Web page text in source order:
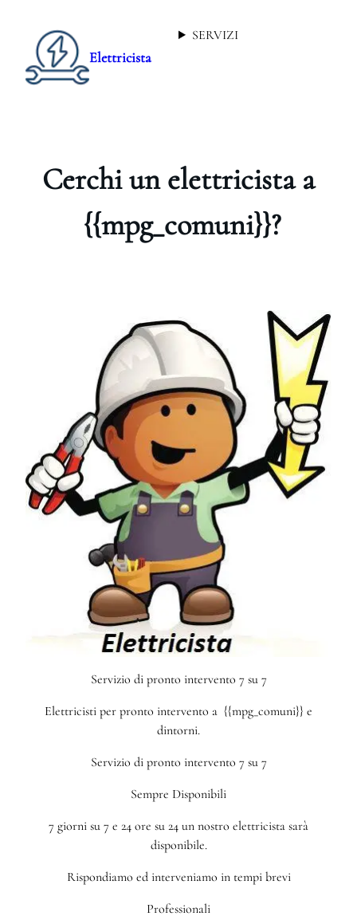
Elettricista
SERVIZI
Cerchi un elettricista a
{{mpg_comuni}}?
Servizio di pronto intervento 7 su 7
Elettricisti per pronto intervento a {{mpg_comuni}} e
dintorni.
Servizio di pronto intervento 7 su 7
Sempre Disponibili
7 giorni su 7 e 24 ore su 24 un nostro elettricista sarà
disponibile.
Rispondiamo ed interveniamo in tempi brevi
Professionali